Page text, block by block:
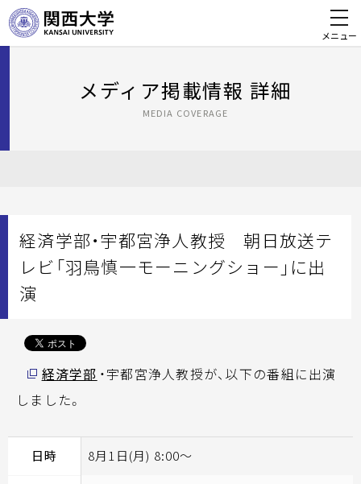
メニュー
メディア掲載情報 詳細
MEDIA COVERAGE
経済学部・宇都宮浄人教授 朝日放送テ
レビ「羽鳥慎一モーニングショー」に出
演
経済学部 ・宇都宮浄人教授が、以下の番組に出演
しました。
日時 8月1日(月) 8:00～